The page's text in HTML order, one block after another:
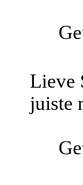
Lieve
juiste